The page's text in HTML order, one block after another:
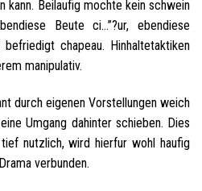
kann. Beilaufig mochte kein schwein
Beute ci…”?ur, ebendiese
chapeau. Hinhaltetaktiken
manipulativ.
durch eigenen Vorstellungen weich
Umgang dahinter schieben. Dies
nutzlich, wird hierfur wohl haufig
verbunden.